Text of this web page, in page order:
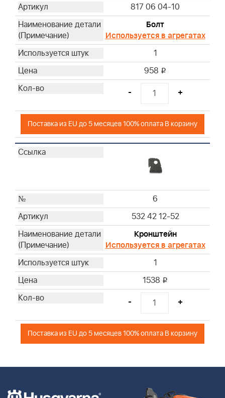
817 06 04-10
Болт
Используется в агрегатах
1
958 i
- +
Поставка из EU до 5 месяцев 100% оплата В корзину
6
532 42 12-52
Кронштейн
Используется в агрегатах
1
1538 i
- +
Поставка из EU до 5 месяцев 100% оплата В корзину